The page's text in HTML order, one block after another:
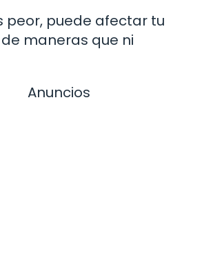
peor, puede afectar tu
maneras que ni
Anuncios